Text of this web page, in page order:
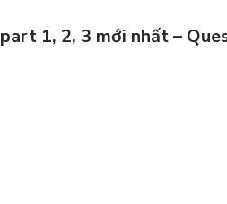
1, 2, 3 mới nhất –